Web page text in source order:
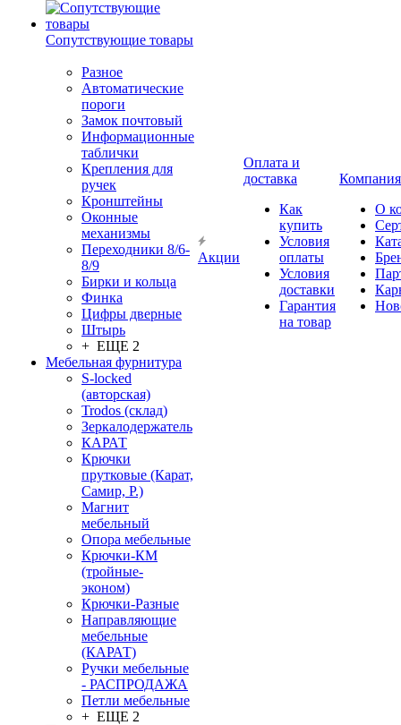
Сопутствующие товары
Разное
Автоматические
пороги
Замок почтовый
Информационные
таблички
Крепления для
ручек
Кронштейны
Оконные
механизмы
Переходники 8/6-
8/9
Бирки и кольца
Финка
Цифры дверные
Штырь
+ ЕЩЕ 2
Мебельная фурнитура
S-locked
(авторская)
Trodos (склад)
Зеркалодержатель
КАРАТ
Крючки
прутковые (Карат,
Самир, Р.)
Магнит
мебельный
Опора мебельные
Крючки-КМ
(тройные-
эконом)
Крючки-Разные
Направляющие
мебельные
(КАРАТ)
Ручки мебельные
- РАСПРОДАЖА
Петли мебельные
+ ЕЩЕ 2
Акции
Оплата и
доставка
Как
купить
Условия
оплаты
Условия
доставки
Гарантия
на товар
Компания
О